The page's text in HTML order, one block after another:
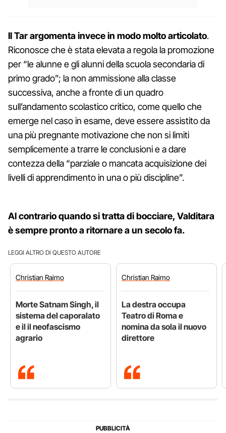
Il Tar argomenta invece in modo molto articolato.
Riconosce che è stata elevata a regola la promozione
per “le alunne e gli alunni della scuola secondaria di
primo grado”; la non ammissione alla classe
successiva, anche a fronte di un quadro
sull’andamento scolastico critico, come quello che
emerge nel caso in esame, deve essere assistito da
una più pregnante motivazione che non si limiti
semplicemente a trarre le conclusioni e a dare
contezza della “parziale o mancata acquisizione dei
livelli di apprendimento in una o più discipline”.
Al contrario quando si tratta di bocciare, Valditara
è sempre pronto a ritornare a un secolo fa.
LEGGI ALTRO DI QUESTO AUTORE
Christian Raimo
Morte Satnam Singh, il
sistema del caporalato
e il il neofascismo
agrario
Christian Raimo
La destra occupa
Teatro di Roma e
nomina da sola il nuovo
direttore